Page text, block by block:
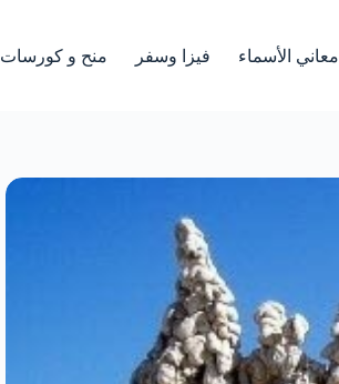
معاني الأسماء فيزا وسفر منح و كورسات